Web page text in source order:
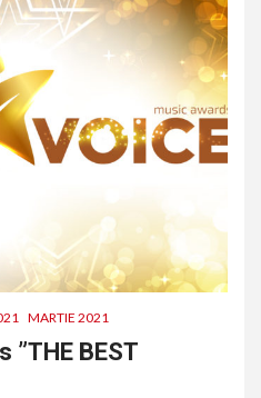
MARTIE 2021
”THE BEST